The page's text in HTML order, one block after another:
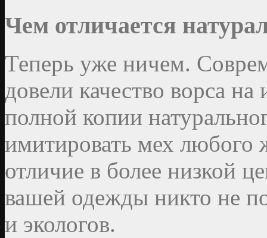
Чем отличается
Теперь уже ничем.
довели качество ворса
полной копии
имитировать мех любого
отличие в более низкой
вашей одежды никто не
и экологов.